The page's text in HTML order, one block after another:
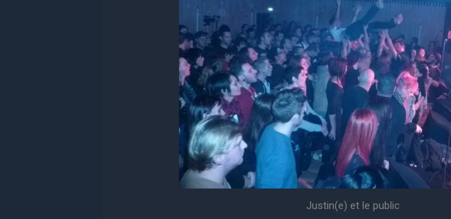
Justin(e) et le public